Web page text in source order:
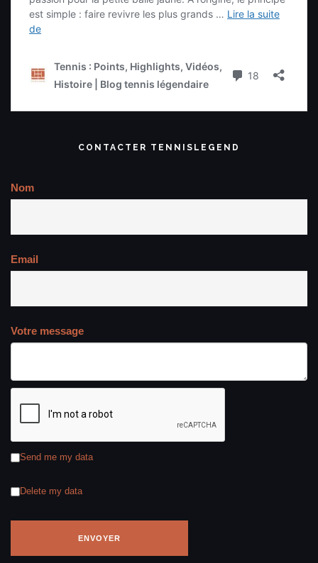
CONTACTER TENNISLEGEND
Nom
Email
Votre message
Send me my data
Delete my data